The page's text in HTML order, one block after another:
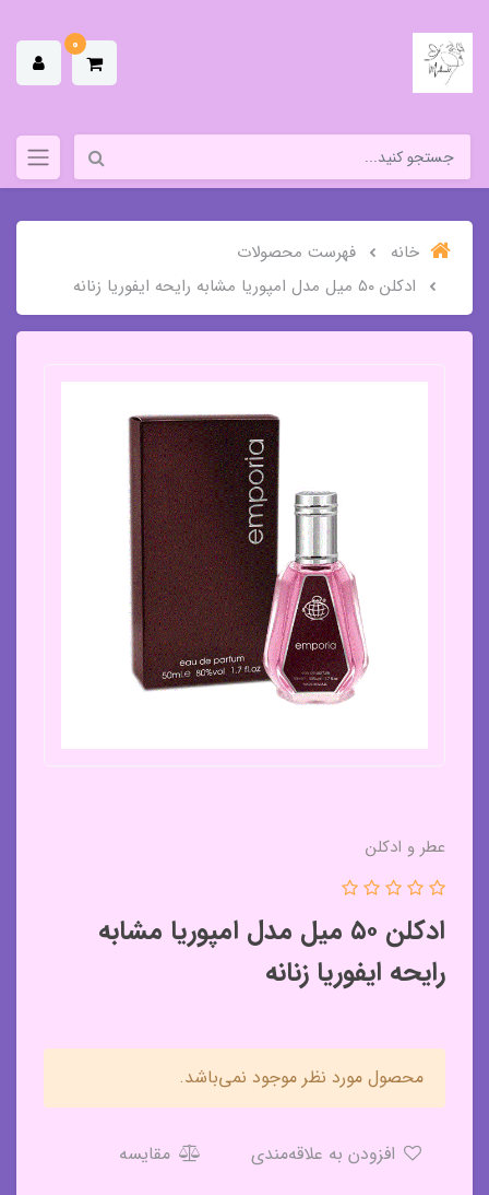
0
خانه
فهرست محصولات
ادکلن ۵۰ میل مدل امپوریا مشابه رایحه ایفوریا زنانه
عطر و ادکلن
ادکلن ۵۰ میل مدل امپوریا مشابه
رایحه ایفوریا زنانه
محصول مورد نظر موجود نمی‌باشد.
مقایسه